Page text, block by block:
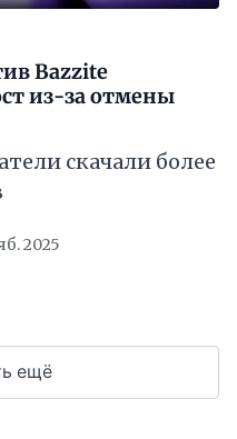
Bazzite
из-за отмены
скачали более
2025
ещё